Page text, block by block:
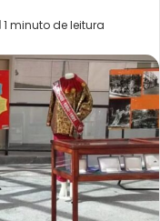
1 minuto de leitura